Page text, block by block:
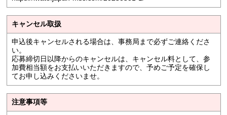
キャンセル取扱
申込後キャンセルされる場合は、事務局まで必ずご連絡くださ
い。
応募締切日以降からのキャンセルは、キャンセル料として、参
加費相当額をお支払いいただきますので、予めご予定を確保し
てお申し込みくださいませ。
注意事項等